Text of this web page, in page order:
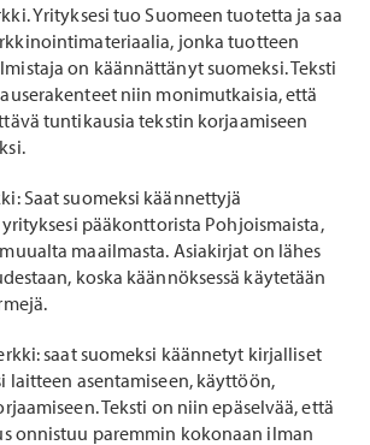
Yrityksesi tuo Suomeen tuotetta ja saa
jonka tuotteen
on käännättänyt suomeksi. Teksti
niin monimutkaisia, että
tuntikausia tekstin korjaamiseen
Saat suomeksi käännettyjä
pääkonttorista Pohjoismaista,
maailmasta. Asiakirjat on lähes
koska käännöksessä käytetään
saat suomeksi käännetyt kirjalliset
laitteen asentamiseen, käyttöön,
Teksti on niin epäselvää, että
onnistuu paremmin kokonaan ilman